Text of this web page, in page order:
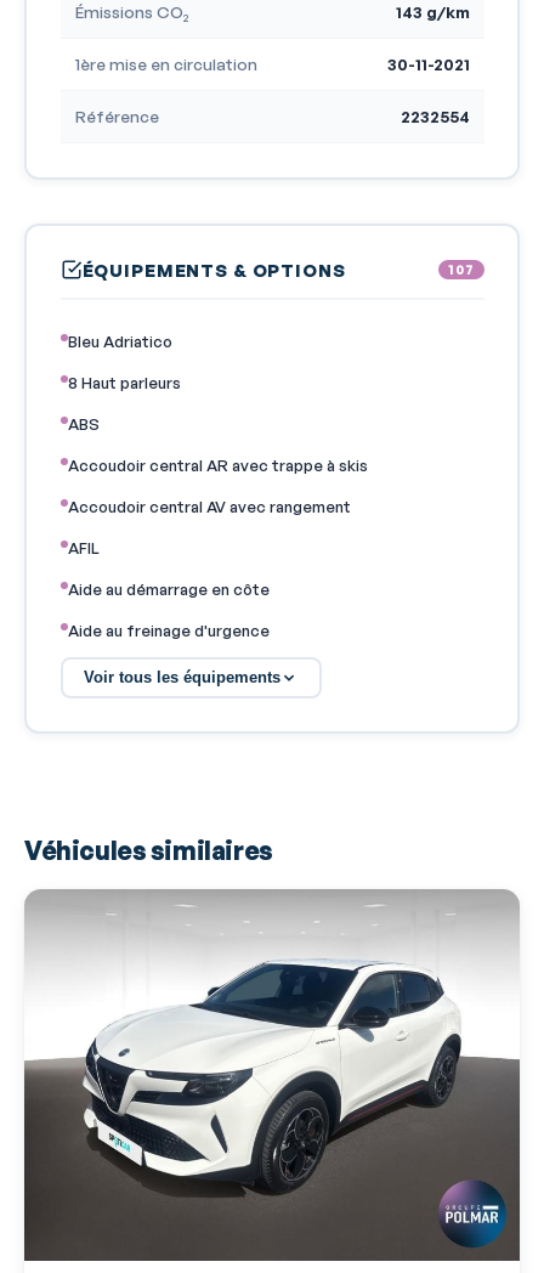
Émissions CO₂ 143 g/km
1ère mise en circulation 30-11-2021
Référence 2232554
ÉQUIPEMENTS & OPTIONS 107
Bleu Adriatico
8 Haut parleurs
ABS
Accoudoir central AR avec trappe à skis
Accoudoir central AV avec rangement
AFIL
Aide au démarrage en côte
Aide au freinage d'urgence
Airbag conducteur
Airbags rideaux
Antipatinage
Appui-tête conducteur réglable hauteur
Appui-tête passager réglable en hauteur
Arrêt et redémarrage auto. du moteur
Bacs de portes arrière
Bacs de portes avant
Banquette 40/20/40
Voir tous les équipements
Véhicules similaires